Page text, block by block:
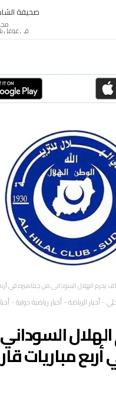
يحرم الهلال السوداني من جماهيره في
-أخبار الرياضة-أخبار رياضية دولية-
مباريات
صحيفة
في غوغل